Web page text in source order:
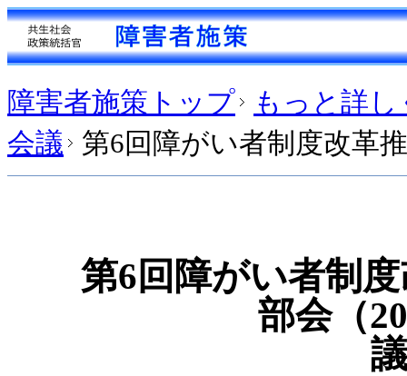
障害者施策トップ
もっと詳し
会議
第6回障がい者制度改革
第6回障がい者制
部会（